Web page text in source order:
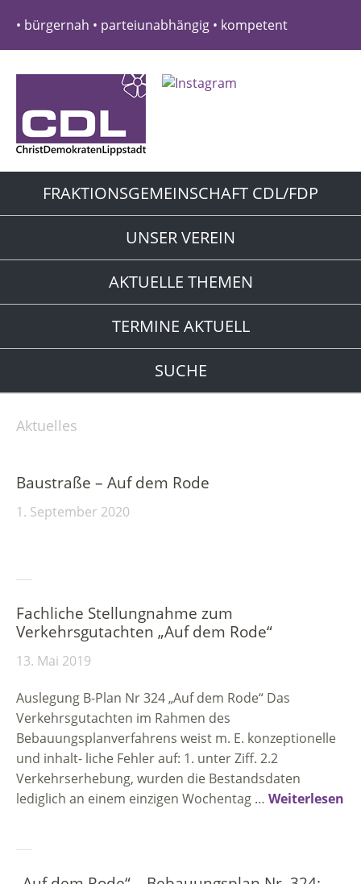
• bürgernah • parteiunabhängig • kompetent
FRAKTIONSGEMEINSCHAFT CDL/FDP
UNSER VEREIN
AKTUELLE THEMEN
TERMINE AKTUELL
SUCHE
Aktuelles
Baustraße – Auf dem Rode
1. September 2020
Fachliche Stellungnahme zum
Verkehrsgutachten „Auf dem Rode“
13. Mai 2019
Auslegung B-Plan Nr 324 „Auf dem Rode“ Das
Verkehrsgutachten im Rahmen des
Bebauungsplanverfahrens weist m. E. konzeptionelle
und inhalt- liche Fehler auf: 1. unter Ziff. 2.2
Verkehrserhebung, wurden die Bestandsdaten
lediglich an einem einzigen Wochentag … Weiterlesen